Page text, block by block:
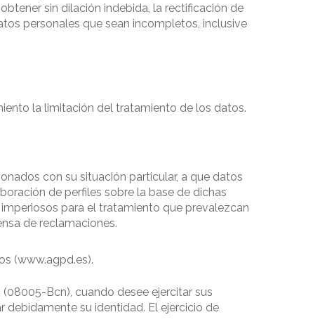
sin dilación indebida, la rectificación de
personales que sean incompletos, inclusive
la limitación del tratamiento de los datos.
con su situación particular, a que datos
de perfiles sobre la base de dichas
para el tratamiento que prevalezcan
de reclamaciones.
(www.agpd.es).
Bcn), cuando desee ejercitar sus
debidamente su identidad. El ejercicio de